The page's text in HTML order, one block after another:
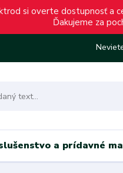
si overte dostupnosť a
Ďakujeme za
a prídavné